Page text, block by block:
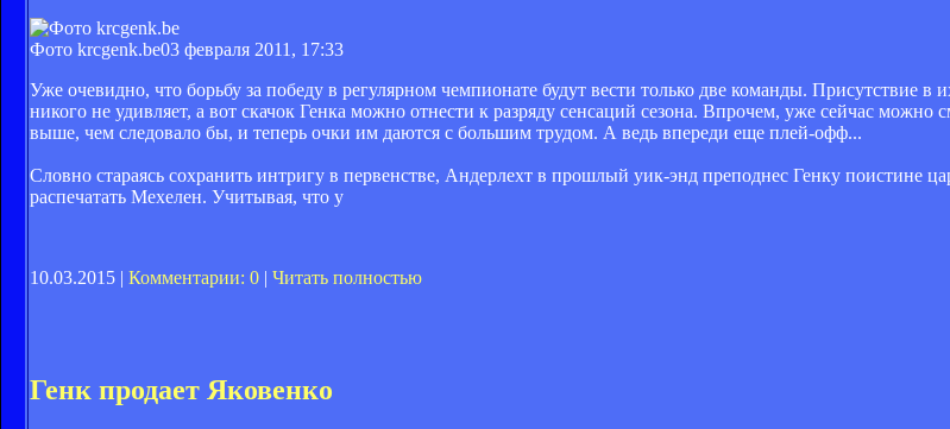
Фото krcgenk.be03 февраля 2011, 17:33
Уже очевидно, что борьбу за победу в регулярном чемпионате будут вести только две команды. Присутствие в
никого не удивляет, а вот скачок Генка можно отнести к разряду сенсаций сезона. Впрочем, уже сейчас можно
выше, чем следовало бы, и теперь очки им даются с большим трудом. А ведь впереди еще плей-офф...
Словно стараясь сохранить интригу в первенстве, Андерлехт в прошлый уик-энд преподнес Генку поистине
распечатать Мехелен. Учитывая, что у
10.03.2015 | Комментарии: 0 Читать полностью
Генк продает Яковенко